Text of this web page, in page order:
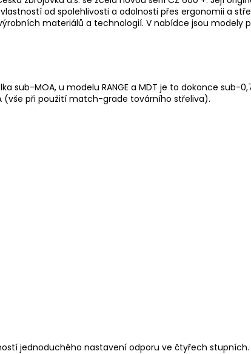
od spolehlivosti a odolnosti přes ergonomii a
materiálů a technologií. V nabídce jsou modely
sub-MOA, u modelu RANGE a MDT je to dokonce sub-
(vše při použití match-grade továrního střeliva).
jednoduchého nastavení odporu ve čtyřech stupních.